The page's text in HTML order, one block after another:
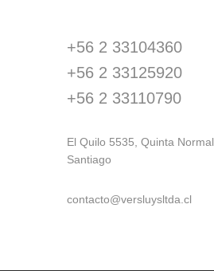
+56 2 33104360
+56 2 33125920
+56 2 33110790
El Quilo 5535, Quinta Normal
Santiago
contacto@versluysltda.cl